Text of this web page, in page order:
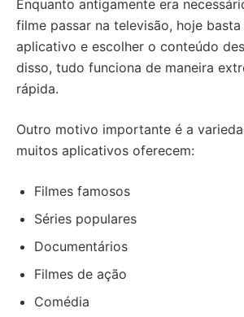
Enquanto antigamente era
filme passar na televisão, hoje
aplicativo e escolher o conteúdo
disso, tudo funciona de maneira
rápida.
Outro motivo importante é a
muitos aplicativos oferecem:
Filmes famosos
Séries populares
Documentários
Filmes de ação
Comédia